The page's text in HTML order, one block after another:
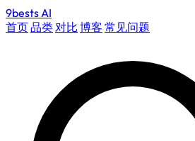
9bestsAI
首页品类对比 博客 常见问题